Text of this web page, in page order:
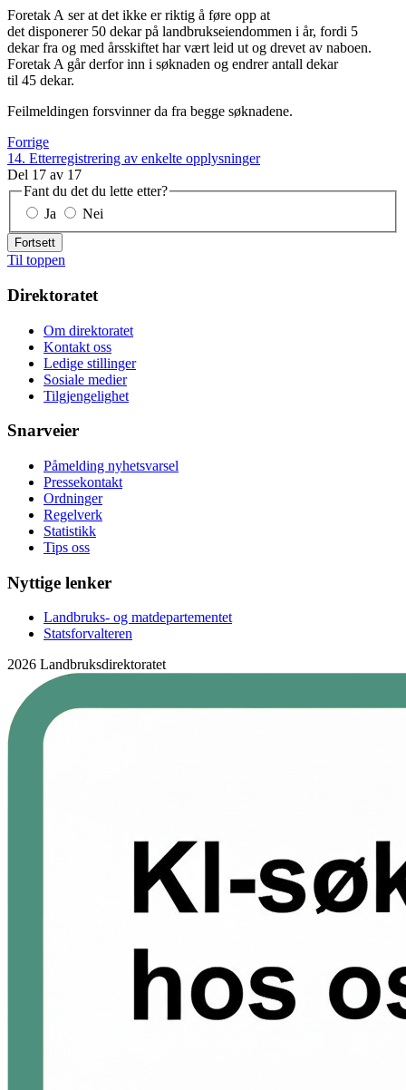
Foretak A ser at det ikke er riktig å føre opp at
det disponerer 50 dekar på landbrukseiendommen i år, fordi 5
dekar fra og med årsskiftet har vært leid ut og drevet av naboen.
Foretak A går derfor inn i søknaden og endrer antall dekar
til 45 dekar.
Feilmeldingen forsvinner da fra begge søknadene.
Forrige
14. Etterregistrering av enkelte opplysninger
Del 17 av 17
Fant du det du lette etter?
Ja
Nei
Fortsett
Til toppen
Direktoratet
Om direktoratet
Kontakt oss
Ledige stillinger
Sosiale medier
Tilgjengelighet
Snarveier
Påmelding nyhetsvarsel
Pressekontakt
Ordninger
Regelverk
Statistikk
Tips oss
Nyttige lenker
Landbruks- og matdepartementet
Statsforvalteren
2026 Landbruksdirektoratet